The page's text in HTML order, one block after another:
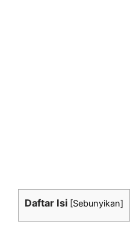
Daftar Isi [Sebunyikan]